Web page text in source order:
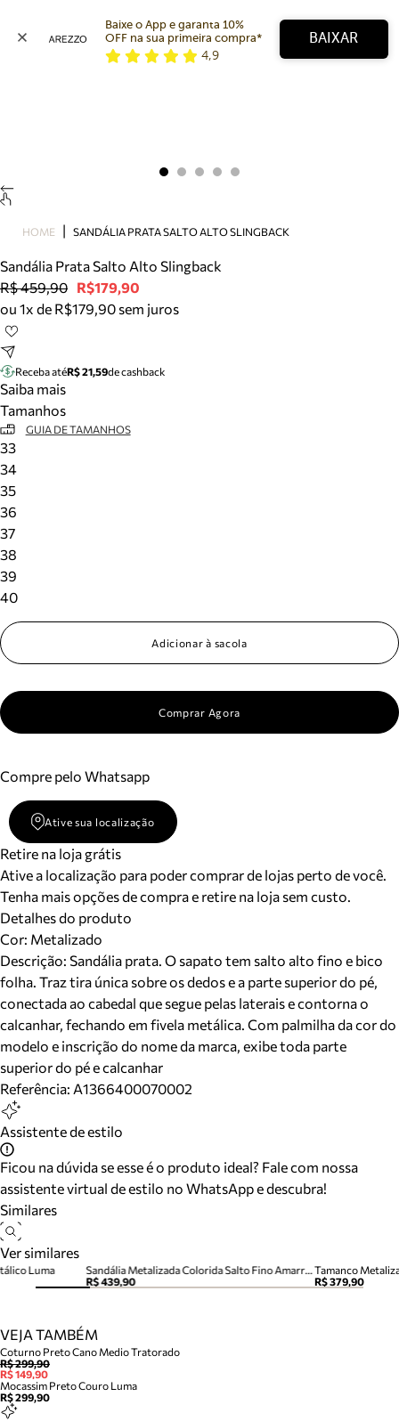
Bolsa
Tamanco
Tênis
Mule
Tire dúvidas sobre pedidos, devoluções e mais.
Meus pedidos
Acompanhe seus pedidos e solicite devoluções.
Baixe o App e garanta 10%
OFF na sua primeira compra*
4,9
BAIXAR
HOME SANDÁLIA PRATA SALTO ALTO SLINGBACK
Sandália Prata Salto Alto Slingback
R$ 459,90 R$179,90
ou 1x de R$179,90 sem juros
Receba atéR$ 21,59de cashback
Saiba mais
Tamanhos
GUIA DE TAMANHOS
33
34
35
36
37
38
39
40
Adicionar à sacola
Comprar Agora
Compre pelo Whatsapp
Ative sua localização
Retire na loja grátis
Ative a localização para poder comprar de lojas perto de você.
Tenha mais opções de compra e retire na loja sem custo.
Detalhes do produto
Cor: Metalizado
Descrição: Sandália prata. O sapato tem salto alto fino e bico
folha. Traz tira única sobre os dedos e a parte superior do pé,
conectada ao cabedal que segue pelas laterais e contorna o
calcanhar, fechando em fivela metálica. Com palmilha da cor do
modelo e inscrição do nome da marca, exibe toda parte
superior do pé e calcanhar
Referência: A1366400070002
Assistente de estilo
Ficou na dúvida se esse é o produto ideal? Fale com nossa
assistente virtual de estilo no WhatsApp e descubra!
Similares
Ver similares
Sandália Metalizada Colorida Salto Fino Amarração Tiras
R$ 439,90
R$ 379,90
Luma
VEJA TAMBÉM
Coturno Preto Cano Medio Tratorado
R$ 299,90
R$ 149,90
Mocassim Preto Couro Luma
R$ 299,90